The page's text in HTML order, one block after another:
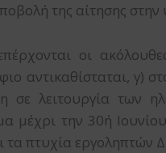
της αίτησης
οι
αντικαθίσταται, γ)
λειτουργία των
μέχρι την 30ή
πτυχία εργοληπτών